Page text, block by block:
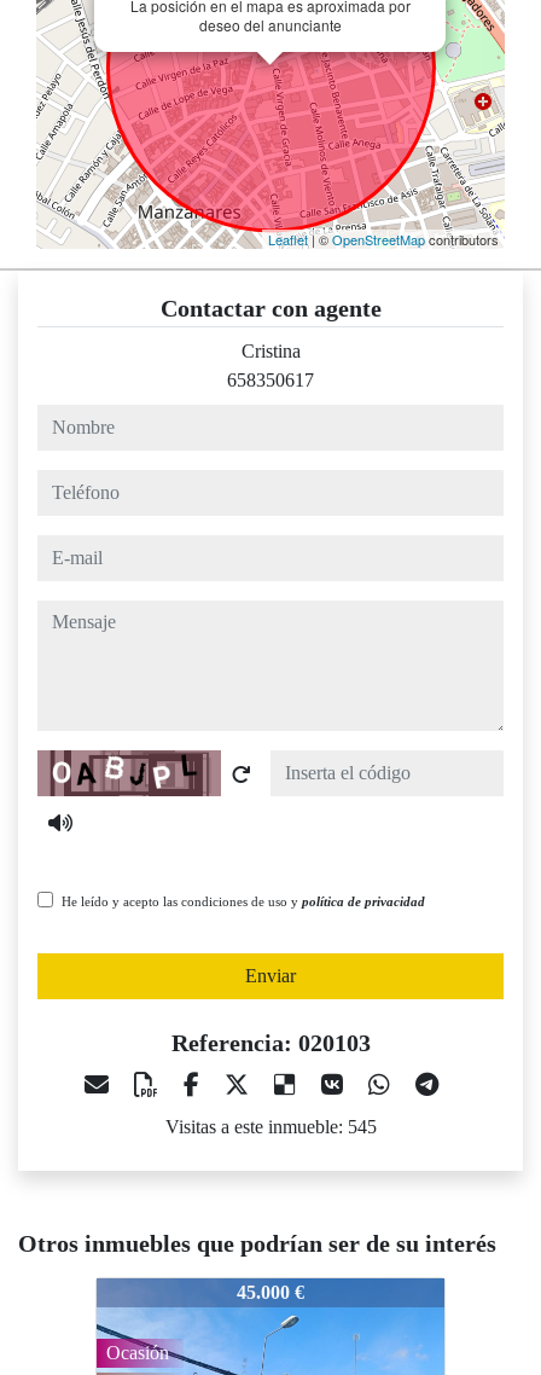
La posición en el mapa es aproximada por
deseo del anunciante
Leaflet| ©OpenStreetMapcontributors
Contactar con agente
Cristina
658350617
nombre
teléfono
e-mail
mensaje
Captcha
He leído y acepto las condiciones de uso y política de privacidad
Enviar
Referencia: 020103
Visitas a este inmueble: 545
Otros inmuebles que podrían ser de su interés
45.000 €
Ocasión
020103